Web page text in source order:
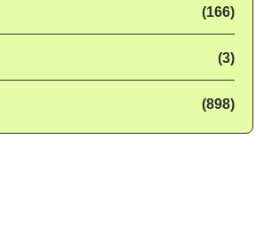
(166)
(3)
(898)